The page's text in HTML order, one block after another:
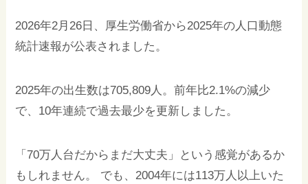
2026年2月26日、厚生労働省から2025年の人口動態
統計速報が公表されました。
2025年の出生数は705,809人。前年比2.1%の減少
で、10年連続で過去最少を更新しました。
「70万人台だからまだ大丈夫」という感覚があるか
もしれません。 でも、2004年には113万人以上いた